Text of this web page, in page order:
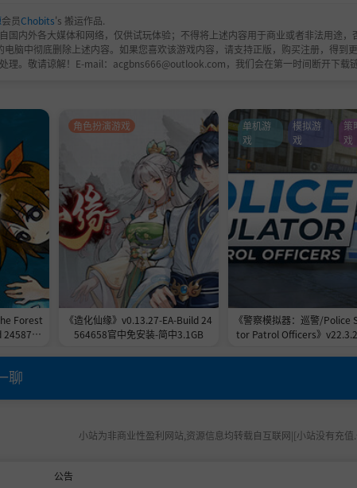
会员Chobits's 搬运作品.
国内外各大媒体和网络，仅供试玩体验；不得将上述内容用于商业或者非法用途
电脑中彻底删除上述内容。如果您喜欢该游戏内容，请支持正版，购买注册，得到
理。敬请谅解！E-mail：acgbns666@outlook.com，我们会在第一时间断开下载
Forest
《造化仙缘》v0.13.27-EA-Build 24
564658官中免安装-简中3.1GB
角色扮演游戏
《警察模拟器：巡警/Police
tor Patrol Officers》
单机游
戏
模拟游
戏
策
戏
聊
小站为非商业性盈利网站,资源信息均转载自互联网|[小站没有充
公告